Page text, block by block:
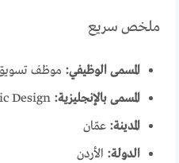
ملخص سريع
المسمى الوظيفي: موظف
المسمى بالإنجليزية: Marketing & Graphic Design
المدينة: عمّان
الدولة: الأردن